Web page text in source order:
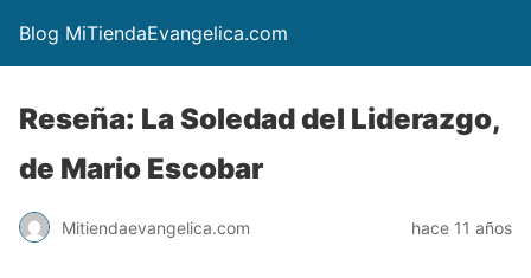
Blog MiTiendaEvangelica.com
Reseña: La Soledad del Liderazgo,
de Mario Escobar
Mitiendaevangelica.com hace 11 años